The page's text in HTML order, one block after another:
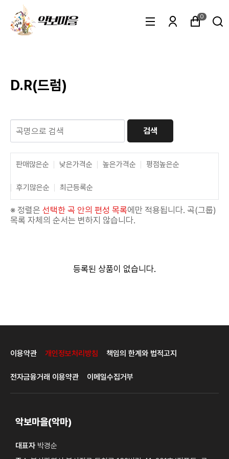
0
D.R(드럼)
검색
판매많은순 낮은가격순 높은가격순 평점높은순
후기많은순 최근등록순
※ 정렬은 선택한 곡 안의 편성 목록에만 적용됩니다. 곡(그룹)
목록 자체의 순서는 변하지 않습니다.
등록된 상품이 없습니다.
이용약관 개인정보처리방침 책임의 한계와 법적고지
전자금융거래 이용약관 이메일수집거부
악보마을(악마)
대표자 박경순